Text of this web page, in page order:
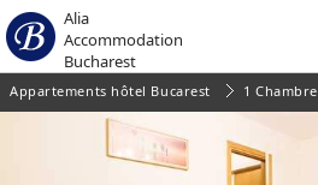
Alia
Accommodation
Bucharest
Appartements hôtel Bucarest 1 Chambre